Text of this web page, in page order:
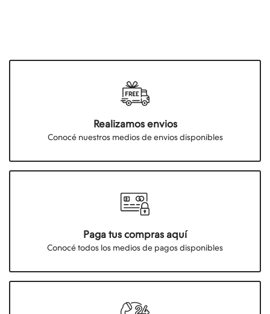
Realizamos envios
Conocé nuestros medios de envios disponibles
Paga tus compras aquí
Conocé todos los medios de pagos disponibles